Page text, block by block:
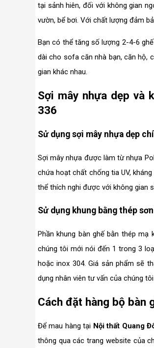
tại sảnh hiên, đối với không gian
vườn, bể bơi. Với chất lượng đảm
Bạn có thể tăng số lượng 2-4-6
dài cho sofa căn nhà bạn, căn hộ,
gian khác nhau.
Sợi mây nhựa dẹp và
336
Sử dụng sợi mây nhựa dẹp
Sợi mây nhựa được làm từ nhựa
chứa hoạt chất chống tia UV,
thể thích nghi được với không gian
Sử dụng khung bằng thép
Phần khung bàn ghế bằn thép
chúng tôi mới nói đến 1 trong 3
hoặc inox 304. Giá sản phẩm sẽ
dụng nhân viên tư vấn của chúng
Cách đặt hàng bộ bàn
Để mau hàng tại Nội thất Quang
thông qua các trang website của